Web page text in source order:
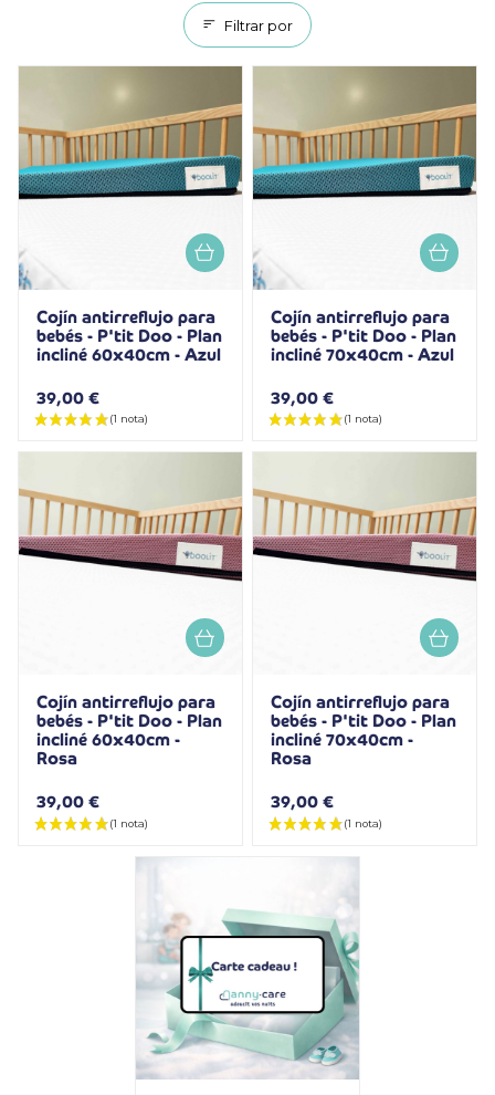
Con una inclinación óptima (15 grados) y una fabricación
segura, nuestros cojines antirreflujo para bebés son el
accesorio perfecto para garantizar la comodidad y
seguridad de su pequeño mientras duerme. Consulte
que se merece.
Filtrar por
Cojín antirreflujo para
bebés - P'tit Doo - Plan
incliné 60x40cm - Azul
39,00 €
Cojín antirreflujo para
bebés - P'tit Doo - Plan
incliné 70x40cm - Azul
39,00 €
Cojín antirreflujo para
bebés - P'tit Doo - Plan
incliné 60x40cm -
Rosa
39,00 €
Cojín antirreflujo para
bebés - P'tit Doo - Plan
incliné 70x40cm -
Rosa
39,00 €